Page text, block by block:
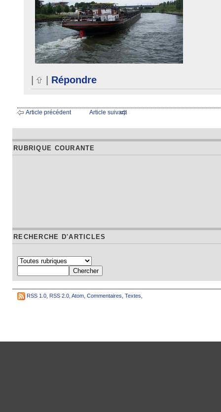
| | Répondre
Article précédent Article suivant
RUBRIQUE COURANTE
RECHERCHE D'ARTICLES
RSS 1.0 RSS 2.0 Atom Commentaires Textes